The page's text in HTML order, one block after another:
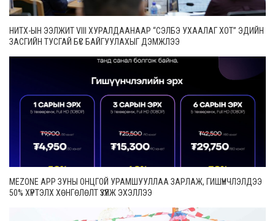
НИТХ-ЫН ЭЭЛЖИТ VIII ХУРАЛДААНААР “СЭЛБЭ УХААЛАГ ХОТ” ЭДИЙН
ЗАСГИЙН ТУСГАЙ БҮС БАЙГУУЛАХЫГ ДЭМЖЛЭЭ
MEZONE APP ЗУНЫ ОНЦГОЙ УРАМШУУЛЛАА ЗАРЛАЖ, ГИШҮҮНЧЛЭЛДЭЭ
50% ХҮРТЭЛХ ХӨНГӨЛӨЛТ ҮЗҮҮЛЖ ЭХЭЛЛЭЭ